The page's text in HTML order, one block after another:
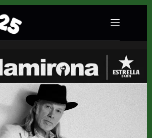
Murphy en La Mirona (Salt) ·